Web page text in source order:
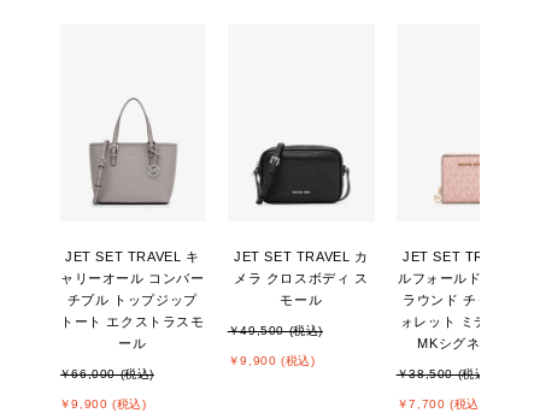
JET SET TRAVEL キ
ャリーオール コンバー
チブル トップジップ
トート エクストラスモ
ール
￥66,000 (税込)
￥9,900 (税込)
JET SET TRAVEL カ
メラ クロスボディ ス
モール
￥49,500 (税込)
￥9,900 (税込)
JET SET TRAVEL ビ
ルフォールド ジップ
ラウンド チャーム ウ
ォレット ミディアム -
MKシグネチャー
￥38,500 (税込)
￥7,700 (税込)